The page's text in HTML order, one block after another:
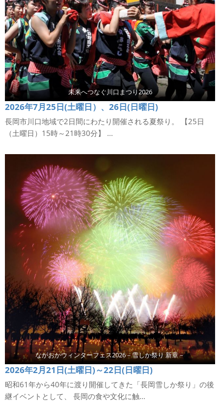
未来へつなぐ川口まつり2026
2026年7月25日(土曜日）、26日(日曜日)
長岡市川口地域で2日間にわたり開催される夏祭り。 【25日
（土曜日）15時～21時30分】 ...
ながおかウィンターフェス2026－雪しか祭り 新章－
2026年2月21日(土曜日)～22日(日曜日)
昭和61年から40年に渡り開催してきた「長岡雪しか祭り」の後
継イベントとして、 長岡の食や文化に触...